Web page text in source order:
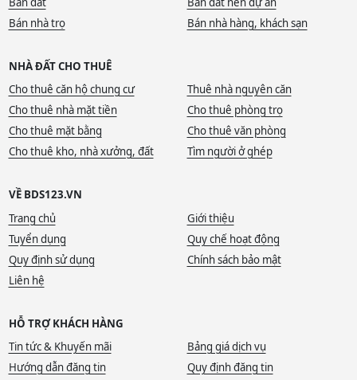
hạn chế gặp phải các tin sai sự thật, thiếu minh bạch.
nối nhanh chóng và hiệu quả giữa người mua và người bán.
Lượng truy cập lớn mỗi ngày giúp các tin đăng tiếp cận đúng
nhóm khách hàng. Từ đó giúp quá trình giao dịch diễn ra
minh bạch và thuận lợi hơn.
Bán nhà trọ
Bán nhà hàng, khách sạn
NHÀ ĐẤT CHO THUÊ
Cho thuê căn hộ chung cư
Thuê nhà nguyên căn
Cho thuê nhà mặt tiền
Cho thuê phòng trọ
Cho thuê mặt bằng
Cho thuê văn phòng
Cho thuê kho, nhà xưởng, đất
Tìm người ở ghép
VỀ BDS123.VN
Trang chủ
Giới thiệu
Tuyển dụng
Quy chế hoạt động
Quy định sử dụng
Chính sách bảo mật
Liên hệ
HỖ TRỢ KHÁCH HÀNG
Tin tức & Khuyến mãi
Bảng giá dịch vụ
Hướng dẫn đăng tin
Quy định đăng tin